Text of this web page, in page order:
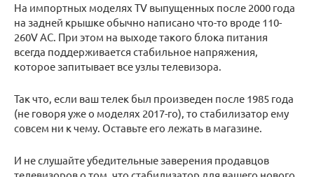
На импортных моделях TV выпущенных после 2000 года
на задней крышке обычно написано что-то вроде 110-
260V АС. При этом на выходе такого блока питания
всегда поддерживается стабильное напряжения,
которое запитывает все узлы телевизора.
Так что, если ваш телек был произведен после 1985 года
(не говоря уже о моделях 2017-го), то стабилизатор ему
совсем ни к чему. Оставьте его лежать в магазине.
И не слушайте убедительные заверения продавцов